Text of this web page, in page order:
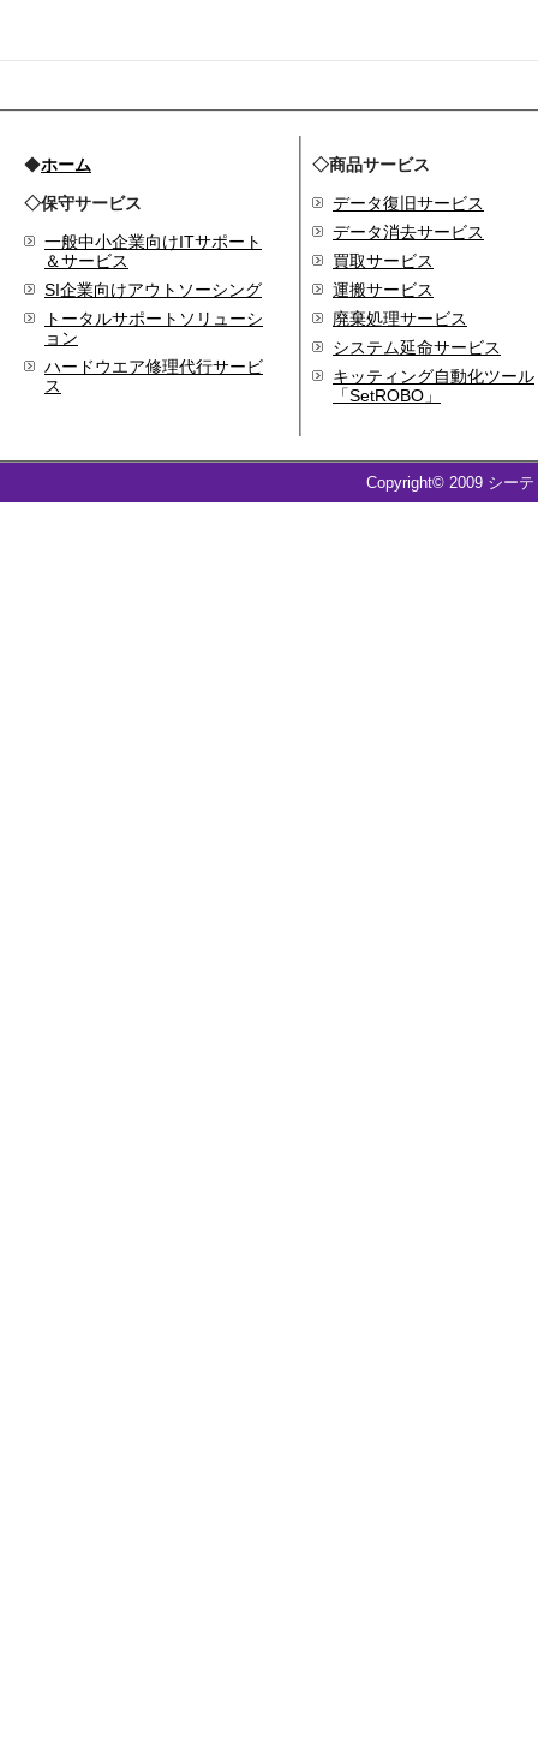
◆ホーム
◇保守サービス
一般中小企業向けITサポート
＆サービス
SI企業向けアウトソーシング
トータルサポートソリューシ
ョン
ハードウエア修理代行サービ
ス
◇商品サービス
データ復旧サービス
データ消去サービス
買取サービス
運搬サービス
廃棄処理サービス
システム延命サービス
キッティング自動化ツール
「SetROBO」
Copyright© 2009 シー